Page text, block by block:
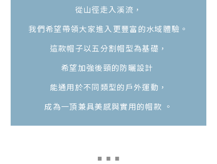
從山徑走入溪流，
我們希望帶領大家進入更豐富的水域體驗。
這款帽子以五分割帽型為基礎，
希望加強後頸的防曬設計
能通用於不同類型的戶外運動，
成為一頂兼具美感與實用的帽款 。
■ ■ ■